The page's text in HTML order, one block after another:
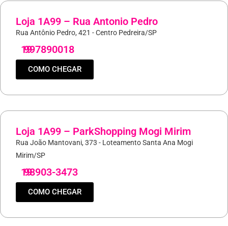
Loja 1A99 – Rua Antonio Pedro
Rua Antônio Pedro, 421 - Centro Pedreira/SP
19
997890018
COMO CHEGAR
Loja 1A99 – ParkShopping Mogi Mirim
Rua João Mantovani, 373 - Loteamento Santa Ana Mogi
Mirim/SP
19
98903-3473
COMO CHEGAR